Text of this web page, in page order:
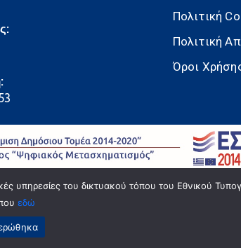
Πολιτική
Πολιτική
Όροι
Τυπογραφείο - Δ/νση Ζ Πληροφορικής . All
υπηρεσίες του δικτυακού τόπου του Εθνικού
εδώ